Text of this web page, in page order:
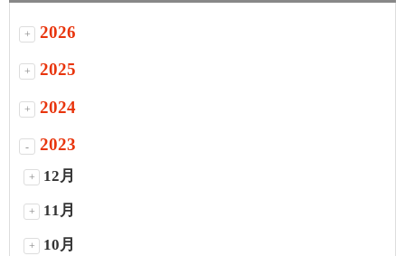
+ 2026
+ 2025
+ 2024
- 2023
+ 12月
+ 11月
+ 10月